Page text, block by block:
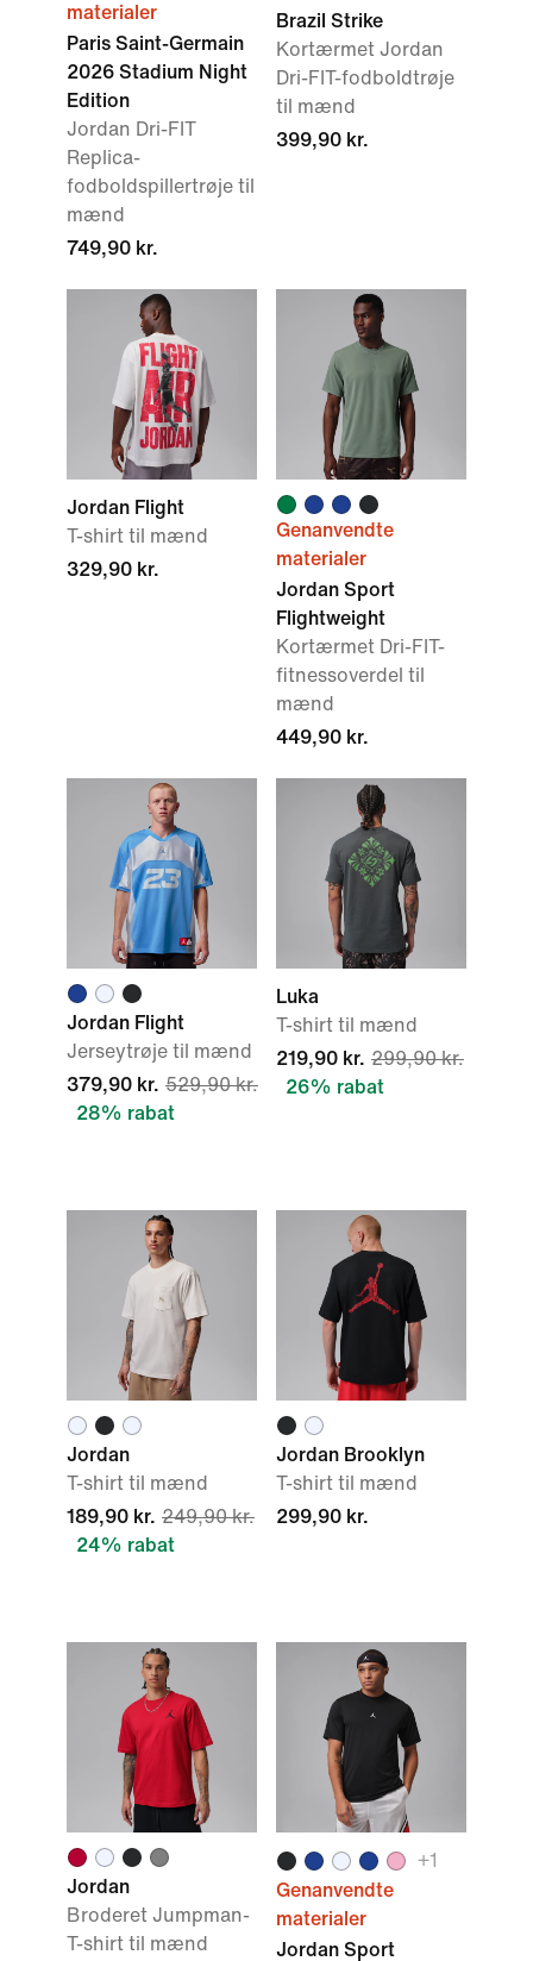
materialer
Paris Saint-Germain
2026 Stadium Night
Edition
Jordan Dri-FIT
Replica-
fodboldspillertrøje til
mænd
749,90 kr.
Brazil Strike
Kortærmet Jordan
Dri-FIT-fodboldtrøje
til mænd
399,90 kr.
Jordan Flight
T-shirt til mænd
329,90 kr.
Genanvendte
materialer
Jordan Sport
Flightweight
Kortærmet Dri-FIT-
fitnessoverdel til
mænd
449,90 kr.
Jordan Flight
Jerseytrøje til mænd
379,90 kr. 529,90 kr.
28% rabat
Luka
T-shirt til mænd
219,90 kr. 299,90 kr.
26% rabat
Jordan
T-shirt til mænd
189,90 kr. 249,90 kr.
24% rabat
Jordan Brooklyn
T-shirt til mænd
299,90 kr.
Jordan
Broderet Jumpman-
T-shirt til mænd
+1
Genanvendte
materialer
Jordan Sport